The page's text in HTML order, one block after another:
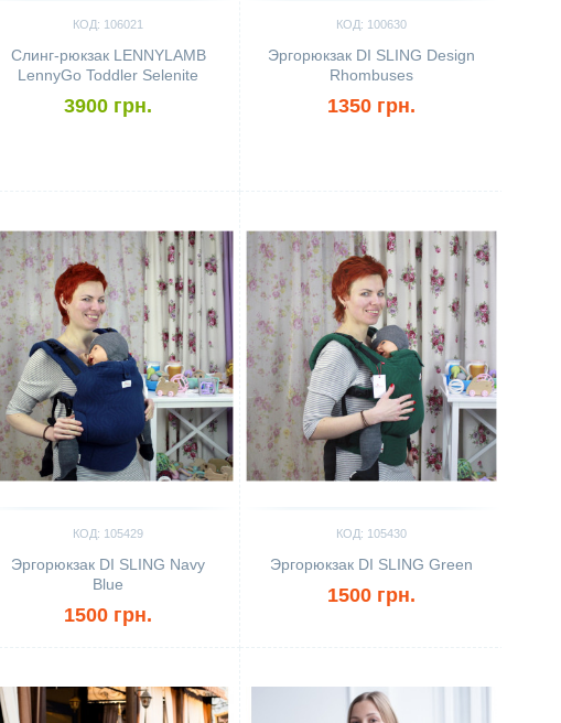
КОД: 106021
Слинг-рюкзак LENNYLAMB
LennyGo Toddler Selenite
3900 грн.
КОД: 100630
Эргорюкзак DI SLING Design
Rhombuses
1350 грн.
КОД: 105429
Эргорюкзак DI SLING Navy
Blue
1500 грн.
КОД: 105430
Эргорюкзак DI SLING Green
1500 грн.